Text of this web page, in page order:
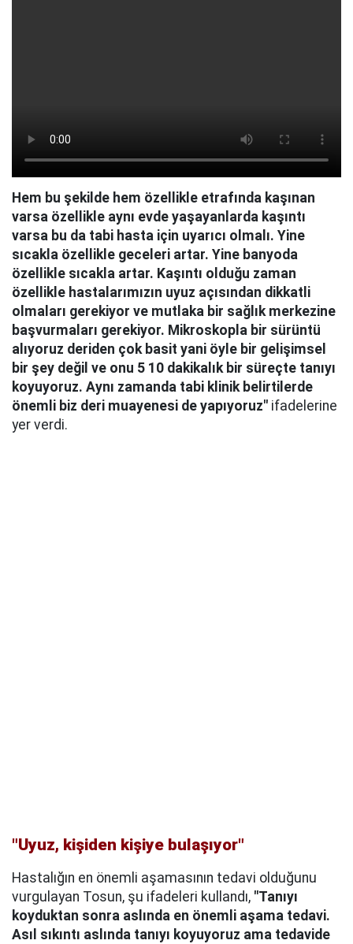
Hem bu şekilde hem özellikle etrafında kaşınan
varsa özellikle aynı evde yaşayanlarda kaşıntı
varsa bu da tabi hasta için uyarıcı olmalı. Yine
sıcakla özellikle geceleri artar. Yine banyoda
özellikle sıcakla artar. Kaşıntı olduğu zaman
özellikle hastalarımızın uyuz açısından dikkatli
olmaları gerekiyor ve mutlaka bir sağlık merkezine
başvurmaları gerekiyor. Mikroskopla bir sürüntü
alıyoruz deriden çok basit yani öyle bir gelişimsel
bir şey değil ve onu 5 10 dakikalık bir süreçte tanıyı
koyuyoruz. Aynı zamanda tabi klinik belirtilerde
önemli biz deri muayenesi de yapıyoruz" ifadelerine
yer verdi.
"Uyuz, kişiden kişiye bulaşıyor"
Hastalığın en önemli aşamasının tedavi olduğunu
vurgulayan Tosun, şu ifadeleri kullandı, "Tanıyı
koyduktan sonra aslında en önemli aşama tedavi.
Asıl sıkıntı aslında tanıyı koyuyoruz ama tedavide